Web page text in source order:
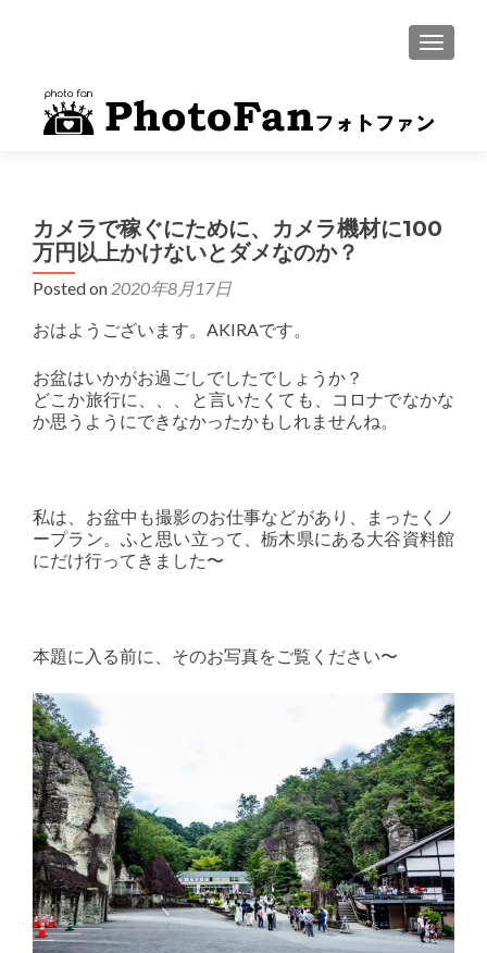
MENU
カメラで稼ぐにために、カメラ機材に100
万円以上かけないとダメなのか？
Posted on 2020年8月17日
おはようございます。AKIRAです。
お盆はいかがお過ごしでしたでしょうか？
どこか旅行に、、、と言いたくても、コロナでなかな
か思うようにできなかったかもしれませんね。
私は、お盆中も撮影のお仕事などがあり、まったくノ
ープラン。ふと思い立って、栃木県にある大谷資料館
にだけ行ってきました〜
本題に入る前に、そのお写真をご覧ください〜